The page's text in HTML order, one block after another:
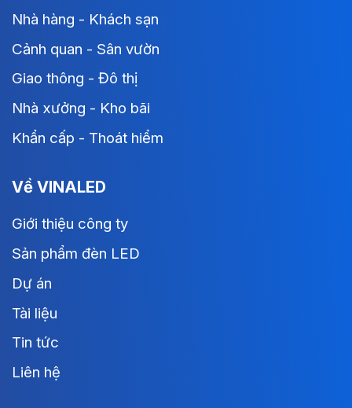
Nhà hàng - Khách sạn
Cảnh quan - Sân vườn
Giao thông - Đô thị
Nhà xưởng - Kho bãi
Khẩn cấp - Thoát hiểm
Về VINALED
Giới thiệu công ty
Sản phẩm đèn LED
Dự án
Tài liệu
Tin tức
Liên hệ